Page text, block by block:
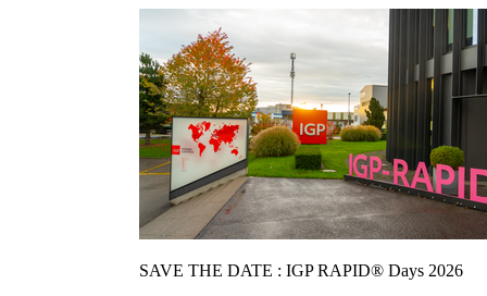
SAVE THE DATE : IGP RAPID® Days 2026